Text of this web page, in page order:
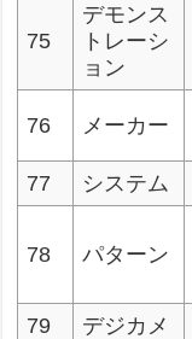
75
デモンス
トレーシ
ョン
76 メーカー
77
システム
78 パターン
79
デジカメ